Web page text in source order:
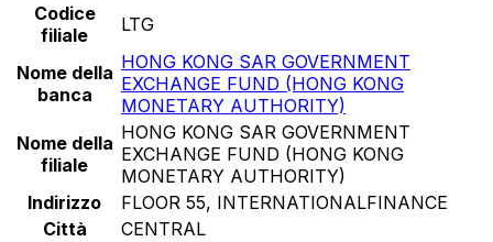
Codice
filiale
LTG
Nome della
banca
HONG KONG SAR GOVERNMENT
EXCHANGE FUND (HONG KONG
MONETARY AUTHORITY)
Nome della
filiale
HONG KONG SAR GOVERNMENT
EXCHANGE FUND (HONG KONG
MONETARY AUTHORITY)
Indirizzo
FLOOR 55, INTERNATIONALFINANCE
Città
CENTRAL